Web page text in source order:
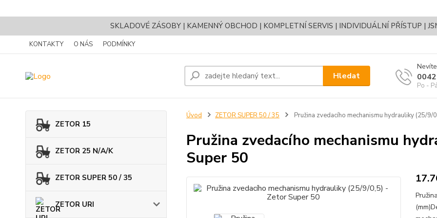
SKLADOVÉ ZÁSOBY | KAMENNÝ OBCHOD | KOMPLETNÍ SERVIS | INDIVIDUÁLNÍ PŘÍSTUP |
KONTAKTY O NÁS PODMÍNKY
Hledat
Po -
ZETOR 15
ZETOR 25 N/A/K
ZETOR SUPER 50 / 35
ZETOR URI
Úvod ZETOR SUPER 50 / 35 Pružina zvedacího mechanismu hydrauliky (25/9/
Pružina zvedacího mechanismu
Super 50